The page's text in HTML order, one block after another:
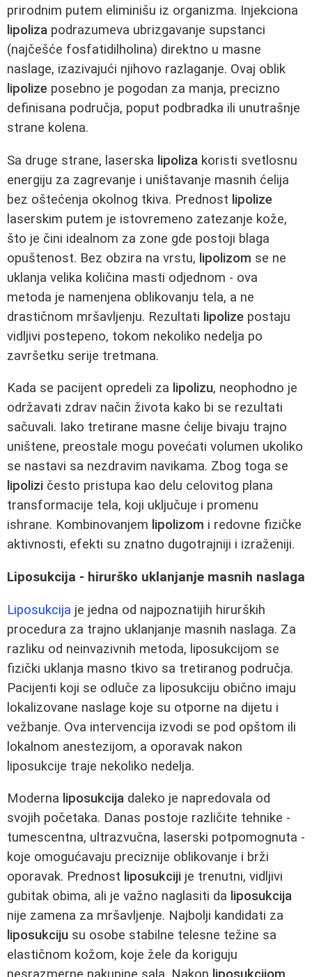
prirodnim putem eliminišu iz organizma. Injekciona
lipoliza podrazumeva ubrizgavanje supstanci
(najčešće fosfatidilholina) direktno u masne
naslage, izazivajući njihovo razlaganje. Ovaj oblik
lipolize posebno je pogodan za manja, precizno
definisana područja, poput podbradka ili unutrašnje
strane kolena.
Sa druge strane, laserska lipoliza koristi svetlosnu
energiju za zagrevanje i uništavanje masnih ćelija
bez oštećenja okolnog tkiva. Prednost lipolize
laserskim putem je istovremeno zatezanje kože,
što je čini idealnom za zone gde postoji blaga
opuštenost. Bez obzira na vrstu, lipolizom se ne
uklanja velika količina masti odjednom - ova
metoda je namenjena oblikovanju tela, a ne
drastičnom mršavljenju. Rezultati lipolize postaju
vidljivi postepeno, tokom nekoliko nedelja po
završetku serije tretmana.
Kada se pacijent opredeli za lipolizu, neophodno je
održavati zdrav način života kako bi se rezultati
sačuvali. Iako tretirane masne ćelije bivaju trajno
uništene, preostale mogu povećati volumen ukoliko
se nastavi sa nezdravim navikama. Zbog toga se
lipolizi često pristupa kao delu celovitog plana
transformacije tela, koji uključuje i promenu
ishrane. Kombinovanjem lipolizom i redovne fizičke
aktivnosti, efekti su znatno dugotrajniji i izraženiji.
Liposukcija - hirurško uklanjanje masnih naslaga
Liposukcija je jedna od najpoznatijih hirurških
procedura za trajno uklanjanje masnih naslaga. Za
razliku od neinvazivnih metoda, liposukcijom se
fizički uklanja masno tkivo sa tretiranog područja.
Pacijenti koji se odluče za liposukciju obično imaju
lokalizovane naslage koje su otporne na dijetu i
vežbanje. Ova intervencija izvodi se pod opštom ili
lokalnom anestezijom, a oporavak nakon
liposukcije traje nekoliko nedelja.
Moderna liposukcija daleko je napredovala od
svojih početaka. Danas postoje različite tehnike -
tumescentna, ultrazvučna, laserski potpomognuta -
koje omogućavaju preciznije oblikovanje i brži
oporavak. Prednost liposukciji je trenutni, vidljivi
gubitak obima, ali je važno naglasiti da liposukcija
nije zamena za mršavljenje. Najbolji kandidati za
liposukciju su osobe stabilne telesne težine sa
elastičnom kožom, koje žele da koriguju